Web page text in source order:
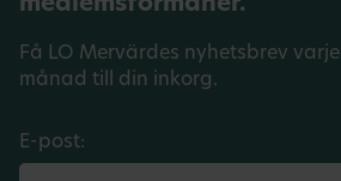
medlemsförmåner.
Få LO Mervärdes nyhetsbrev varje
månad till din inkorg.
E-post: